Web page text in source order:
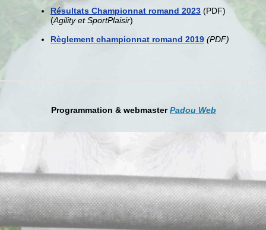
Résultats Championnat romand 2023 (PDF)
(Agility et SportPlaisir)
Règlement championnat romand 2019 (PDF)
Programmation & webmasterPadou Web